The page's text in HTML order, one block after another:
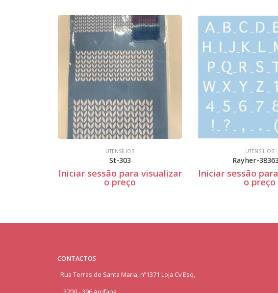
Iniciar sessão para visualizar
Rayher-3836300
Iniciar sessão para visualizar
CONTACTOS
Rua Terras de Santa Maria, nº1371 Loja Cv Esq,